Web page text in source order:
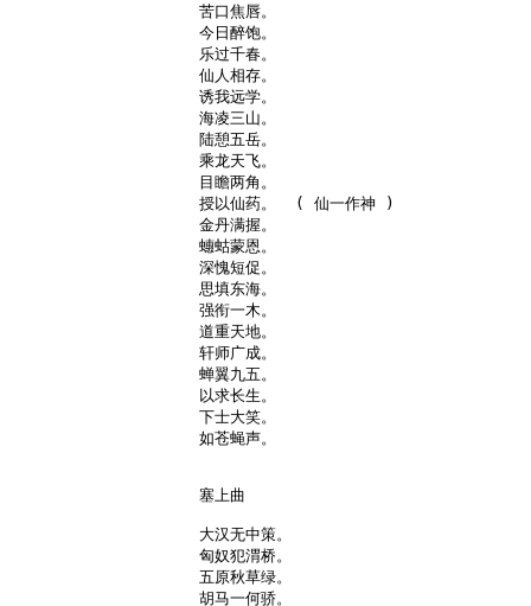
苦口焦唇。
今日醉饱。
乐过千春。
仙人相存。
诱我远学。
海凌三山。
陆憩五岳。
乘龙天飞。
目瞻两角。
授以仙药。  ( 仙一作神 )
金丹满握。
蟪蛄蒙恩。
深愧短促。
思填东海。
强衔一木。
道重天地。
轩师广成。
蝉翼九五。
以求长生。
下士大笑。
如苍蝇声。
塞上曲
大汉无中策。
匈奴犯渭桥。
五原秋草绿。
胡马一何骄。